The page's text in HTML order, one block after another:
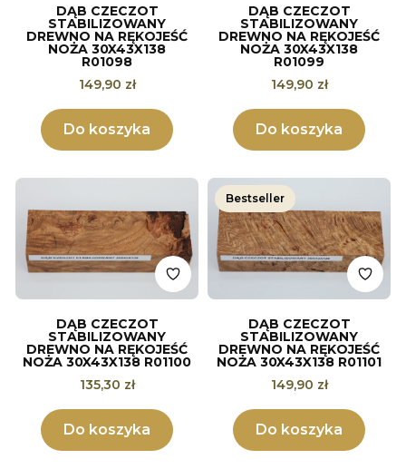
DĄB CZECZOT
STABILIZOWANY
DREWNO NA RĘKOJEŚĆ
NOŻA 30X43X138
R01098
Cena
149,90 zł
Do koszyka
DĄB CZECZOT
STABILIZOWANY
DREWNO NA RĘKOJEŚĆ
NOŻA 30X43X138
R01099
Cena
149,90 zł
Do koszyka
DĄB CZECZOT
STABILIZOWANY
DREWNO NA RĘKOJEŚĆ
NOŻA 30X43X138 R01100
Cena
135,30 zł
Do koszyka
Bestseller
DĄB CZECZOT
STABILIZOWANY
DREWNO NA RĘKOJEŚĆ
NOŻA 30X43X138 R01101
Cena
149,90 zł
Do koszyka